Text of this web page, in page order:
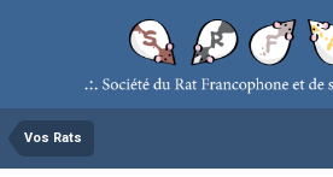
Vos Rats